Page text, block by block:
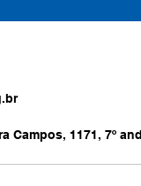
Campos, 1171, 7º